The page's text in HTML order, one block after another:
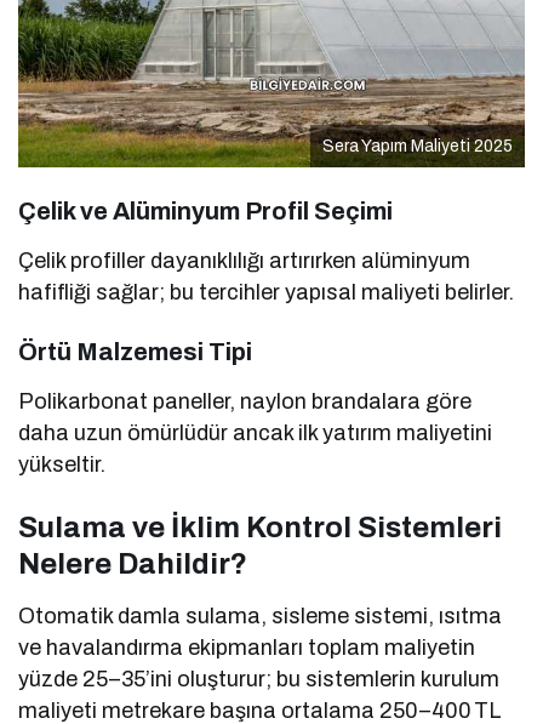
Sera Yapım Maliyeti 2025
Çelik ve Alüminyum Profil Seçimi
Çelik profiller dayanıklılığı artırırken alüminyum
hafifliği sağlar; bu tercihler yapısal maliyeti belirler.
Örtü Malzemesi Tipi
Polikarbonat paneller, naylon brandalara göre
daha uzun ömürlüdür ancak ilk yatırım maliyetini
yükseltir.
Sulama ve İklim Kontrol Sistemleri
Nelere Dahildir?
Otomatik damla sulama, sisleme sistemi, ısıtma
ve havalandırma ekipmanları toplam maliyetin
yüzde 25–35’ini oluşturur; bu sistemlerin kurulum
maliyeti metrekare başına ortalama 250–400 TL